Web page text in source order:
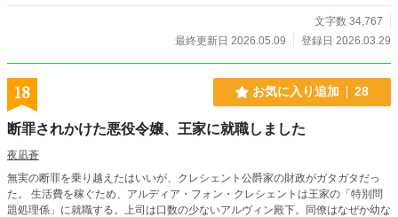
文字数 34,767
最終更新日 2026.05.09
登録日 2026.03.29
18 お気に入り追加 28
断罪されかけた悪役令嬢、王家に就職しました
夜凪蒼
無実の断罪を乗り越えたはいいが、クレシェント公爵家の財政がガタガタだっ
た。 生活費を稼ぐため、アルディア・フォン・クレシェントは王家の「特別問
題処理係」に就職する。上司は口数の少ないアルヴィン殿下。同僚はなぜか幼な